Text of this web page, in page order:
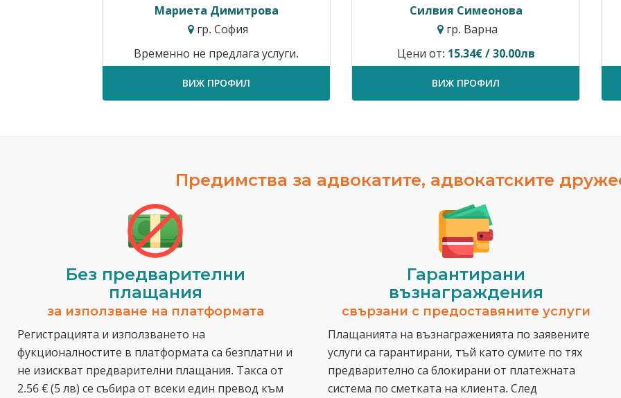
Силвия Симеонова
гр. Варна
Цени от:15.34€ / 30.00лв
ВИЖ ПРОФИЛ
Димитър Кавалджиев
гр. София
40.90€ / 80.00лв
ВИЖ ПРОФИЛ
Предимства за адвокатите, адвокатските
Без предварителни
плащания
за използване на платформата
Регистрацията и използването на
фукционалностите в платформата са безплатни и
не изискват предварителни плащания. Такса от
2.56 € (5 лв) се събира от всеки един превод към
Гарантирани
възнаграждения
свързани с предоставяните услуги
Плащанията на възнаграженията по заявените
услуги са гарантирани, тъй като сумите по тях
предварително са блокирани от платежната
система по сметката на клиента. След